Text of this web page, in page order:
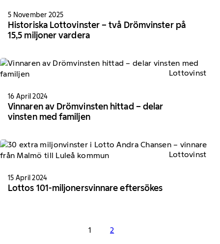
5 November 2025
Historiska Lottovinster – två Drömvinster på
15,5 miljoner vardera
Lottovinst
16 April 2024
Vinnaren av Drömvinsten hittad – delar
vinsten med familjen
Lottovinst
15 April 2024
Lottos 101-miljonersvinnare eftersökes
1 2